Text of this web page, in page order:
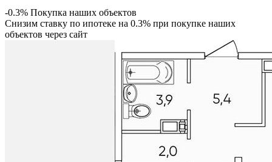
-0.3% Покупка наших объектов
Снизим ставку по ипотеке на 0.3% при покупке наших
объектов через сайт